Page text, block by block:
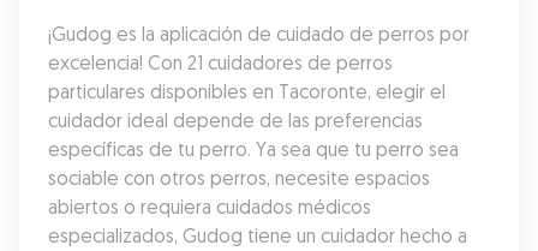
¡Gudog es la aplicación de cuidado de perros por
excelencia! Con 21 cuidadores de perros
particulares disponibles en Tacoronte, elegir el
cuidador ideal depende de las preferencias
específicas de tu perro. Ya sea que tu perro sea
sociable con otros perros, necesite espacios
abiertos o requiera cuidados médicos
especializados, Gudog tiene un cuidador hecho a